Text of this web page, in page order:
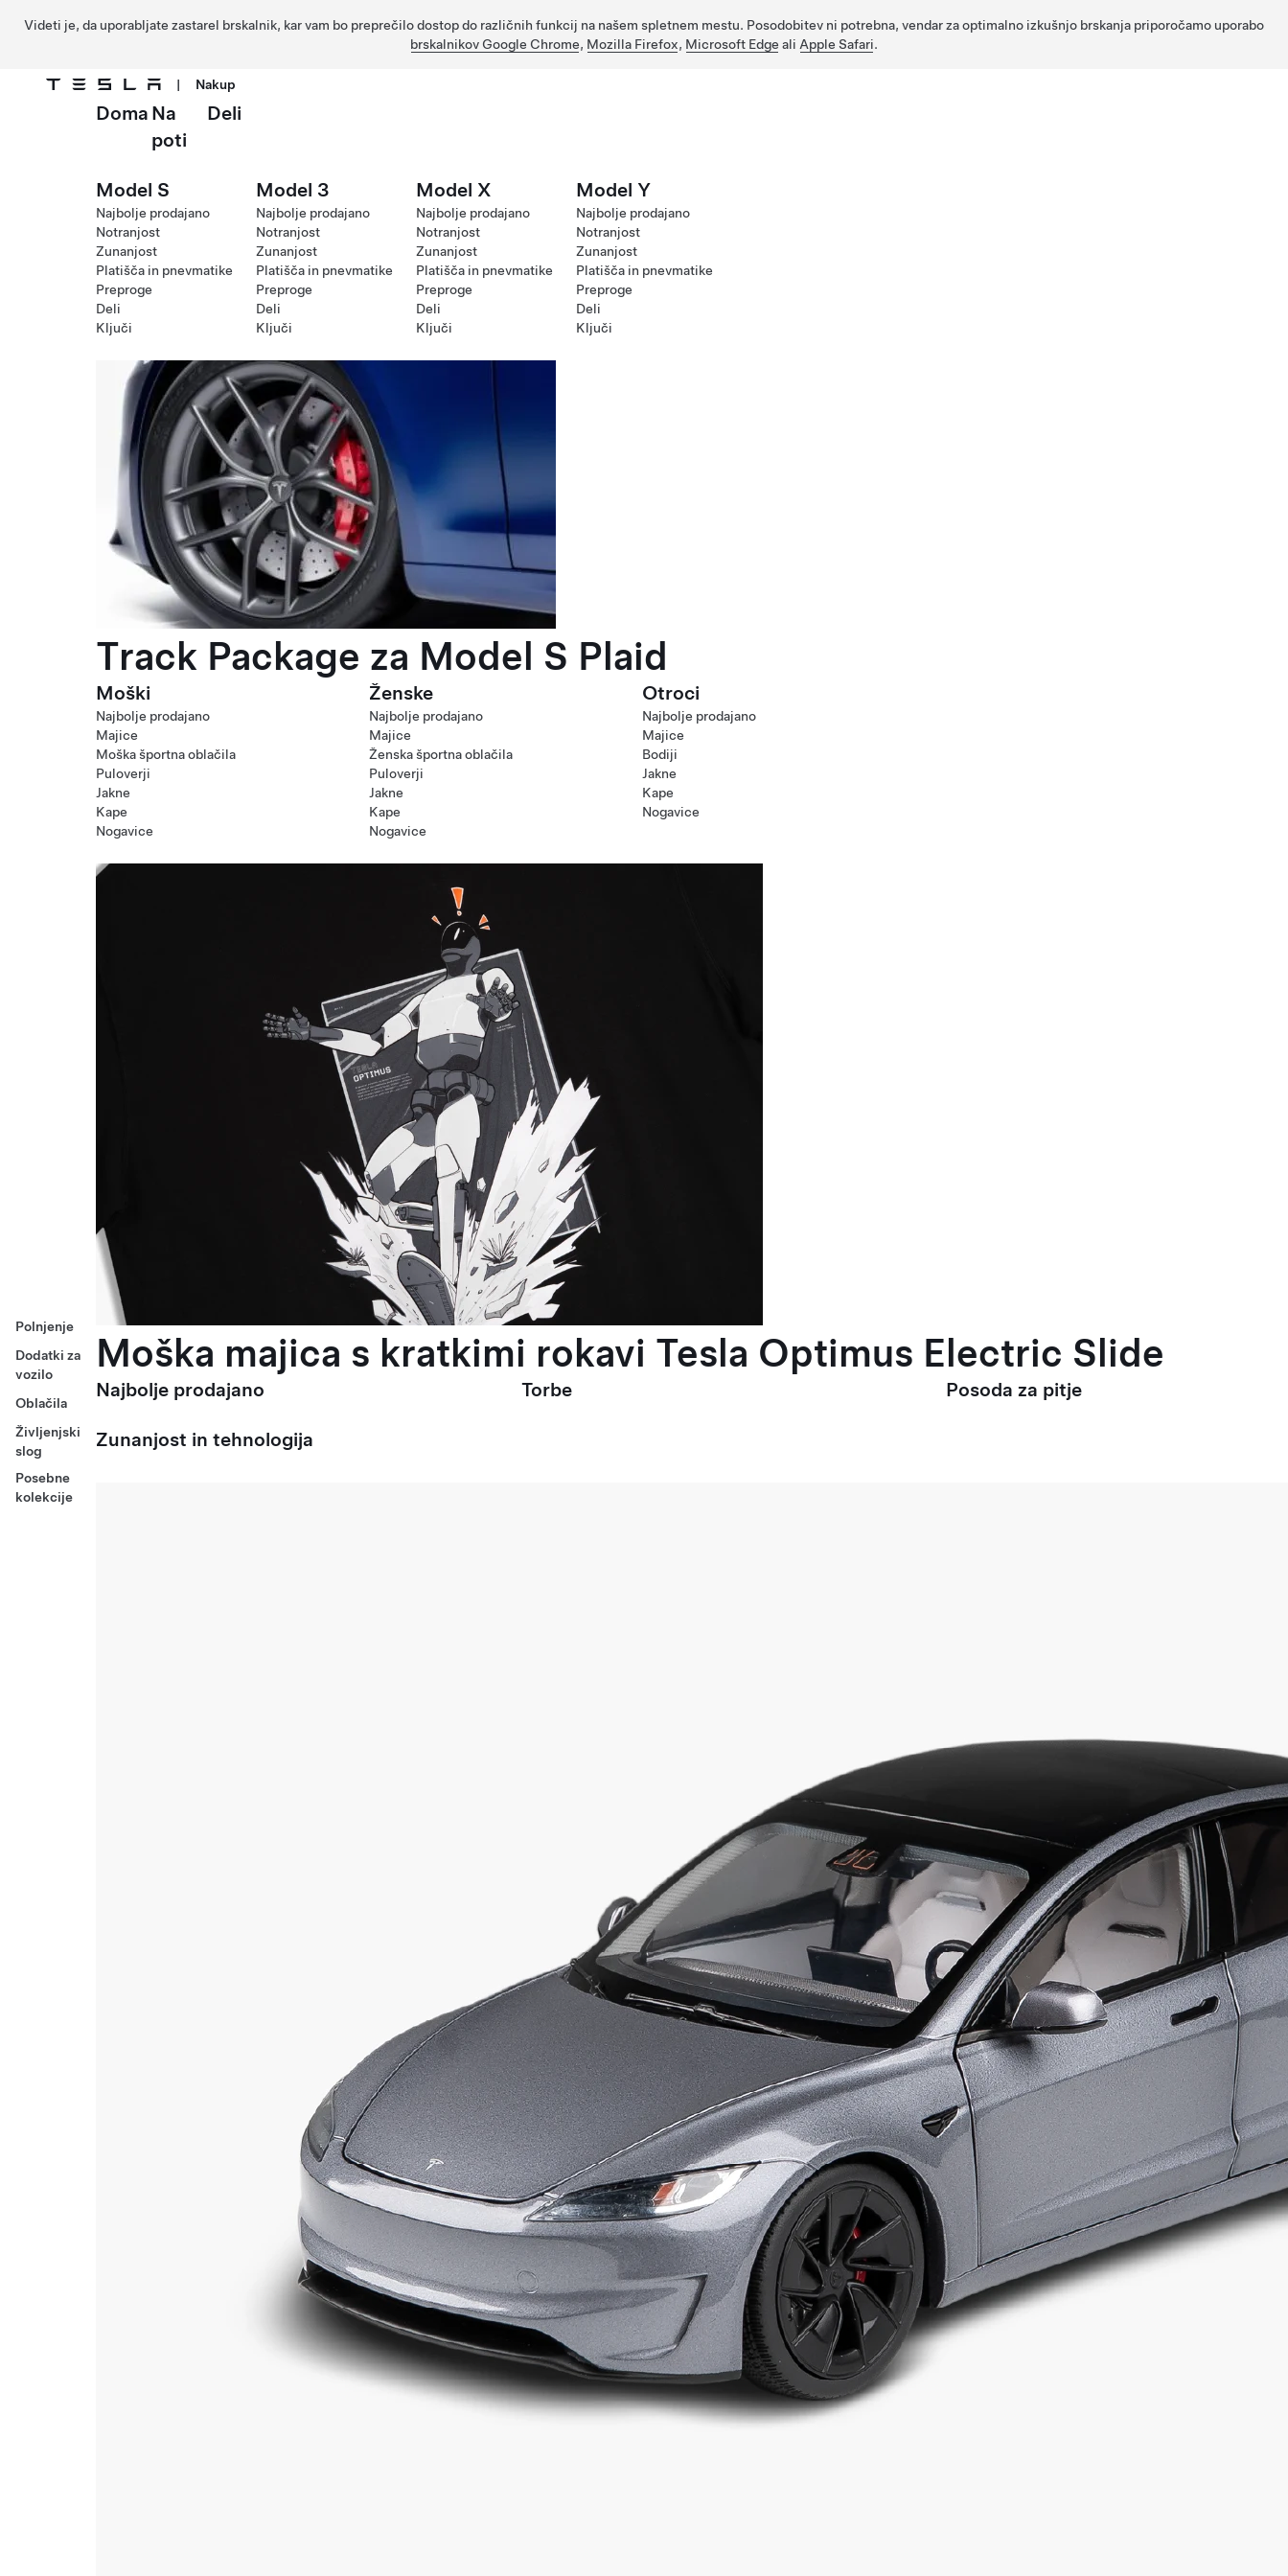
Videti je, da uporabljate zastarel brskalnik, kar vam bo preprečilo dostop do različnih funkcij na našem spletnem mestu. Posodobitev ni potrebna, vendar za optimalno izkušnjo brskanja priporočamo uporabo
brskalnikov Google Chrome, Mozilla Firefox, Microsoft Edge ali Apple Safari.
Preskočite na glavno vsebino
| Nakup
Polnjenje
Dodatki za
vozilo
Oblačila
Življenjski
slog
Posebne
kolekcije
Doma Na
poti
Deli
Model S
Najbolje prodajano
Notranjost
Zunanjost
Platišča in pnevmatike
Preproge
Deli
Ključi
Model 3
Najbolje prodajano
Notranjost
Zunanjost
Platišča in pnevmatike
Preproge
Deli
Ključi
Model X
Najbolje prodajano
Notranjost
Zunanjost
Platišča in pnevmatike
Preproge
Deli
Ključi
Model Y
Najbolje prodajano
Notranjost
Zunanjost
Platišča in pnevmatike
Preproge
Deli
Ključi
Track Package za Model S Plaid
Moški
Najbolje prodajano
Majice
Moška športna oblačila
Puloverji
Jakne
Kape
Nogavice
Ženske
Najbolje prodajano
Majice
Ženska športna oblačila
Puloverji
Jakne
Kape
Nogavice
Otroci
Najbolje prodajano
Majice
Bodiji
Jakne
Kape
Nogavice
Moška majica s kratkimi rokavi Tesla Optimus Electric Slide
Najbolje prodajano Torbe Posoda za pitje
Zunanjost in tehnologija